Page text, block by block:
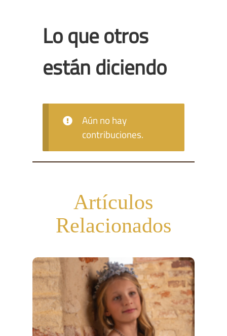
Lo que otros
están diciendo
Aún no hay
contribuciones.
Artículos
Relacionados